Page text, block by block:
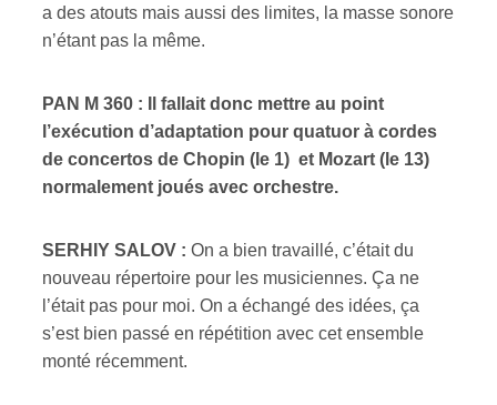
a des atouts mais aussi des limites, la masse sonore
n’étant pas la même.
PAN M 360 : Il fallait donc mettre au point
l’exécution d’adaptation pour quatuor à cordes
de concertos de Chopin (le 1) et Mozart (le 13)
normalement joués avec orchestre.
SERHIY SALOV : On a bien travaillé, c’était du
nouveau répertoire pour les musiciennes. Ça ne
l’était pas pour moi. On a échangé des idées, ça
s’est bien passé en répétition avec cet ensemble
monté récemment.